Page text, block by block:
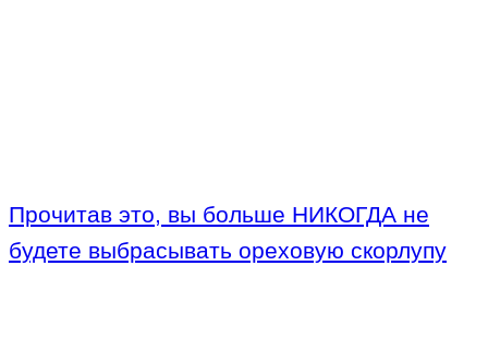
Прочитав это, вы больше НИКОГДА не
будете выбрасывать ореховую скорлупу